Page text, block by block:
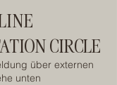
CIRCLE
über externen
unten